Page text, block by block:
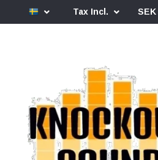
Tax Incl. SEK